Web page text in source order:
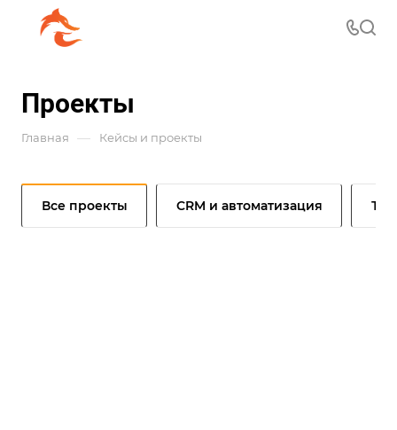
Проекты
Главная — Кейсы и проекты
Все проекты CRM и автоматизация